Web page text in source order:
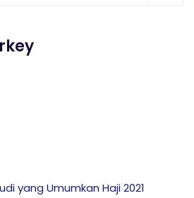
yang Umumkan Haji 2021